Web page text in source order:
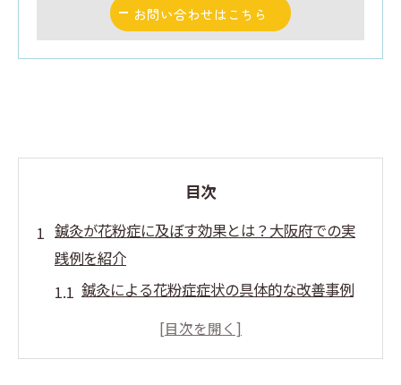
お問い合わせはこちら
目次
鍼灸が花粉症に及ぼす効果とは？大阪府での実
践例を紹介
鍼灸による花粉症症状の具体的な改善事例
大阪府での鍼灸施術の体験談